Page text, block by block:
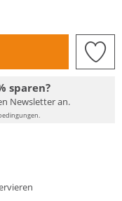
sparen?
Newsletter an.